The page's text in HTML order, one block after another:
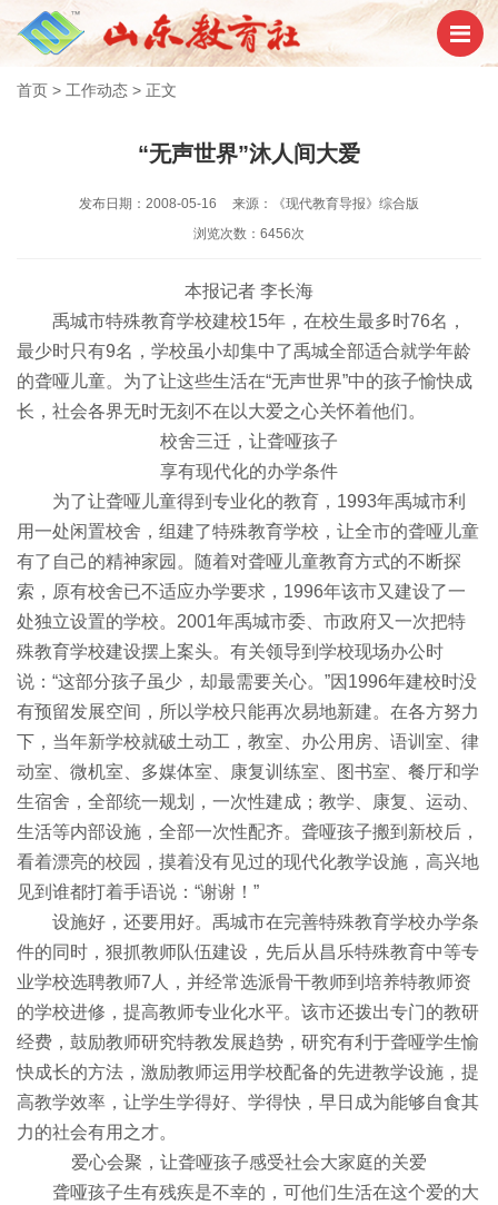
首页 > 工作动态 > 正文
“无声世界”沐人间大爱
发布日期：2008-05-16
来源：《现代教育导报》综合版
浏览次数：6456次
本报记者 李长海
禹城市特殊教育学校建校15年，在校生最多时76名，
最少时只有9名，学校虽小却集中了禹城全部适合就学年龄
的聋哑儿童。为了让这些生活在“无声世界”中的孩子愉快成
长，社会各界无时无刻不在以大爱之心关怀着他们。
校舍三迁，让聋哑孩子
享有现代化的办学条件
为了让聋哑儿童得到专业化的教育，1993年禹城市利
用一处闲置校舍，组建了特殊教育学校，让全市的聋哑儿童
有了自己的精神家园。随着对聋哑儿童教育方式的不断探
索，原有校舍已不适应办学要求，1996年该市又建设了一
处独立设置的学校。2001年禹城市委、市政府又一次把特
殊教育学校建设摆上案头。有关领导到学校现场办公时
说：“这部分孩子虽少，却最需要关心。”因1996年建校时没
有预留发展空间，所以学校只能再次易地新建。在各方努力
下，当年新学校就破土动工，教室、办公用房、语训室、律
动室、微机室、多媒体室、康复训练室、图书室、餐厅和学
生宿舍，全部统一规划，一次性建成；教学、康复、运动、
生活等内部设施，全部一次性配齐。聋哑孩子搬到新校后，
看着漂亮的校园，摸着没有见过的现代化教学设施，高兴地
见到谁都打着手语说：“谢谢！”
设施好，还要用好。禹城市在完善特殊教育学校办学条
件的同时，狠抓教师队伍建设，先后从昌乐特殊教育中等专
业学校选聘教师7人，并经常选派骨干教师到培养特教师资
的学校进修，提高教师专业化水平。该市还拨出专门的教研
经费，鼓励教师研究特教发展趋势，研究有利于聋哑学生愉
快成长的方法，激励教师运用学校配备的先进教学设施，提
高教学效率，让学生学得好、学得快，早日成为能够自食其
力的社会有用之才。
爱心会聚，让聋哑孩子感受社会大家庭的关爱
聋哑孩子生有残疾是不幸的，可他们生活在这个爱的大